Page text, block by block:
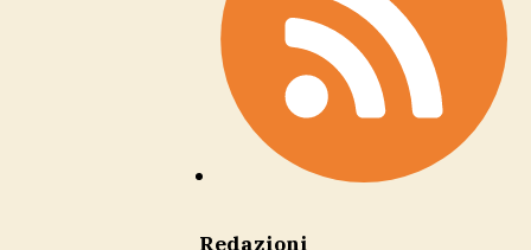
Redazioni